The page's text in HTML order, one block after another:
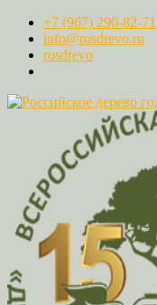
+7 (967) 290-82-71
info@rosdrevo.ru
rosdrevo